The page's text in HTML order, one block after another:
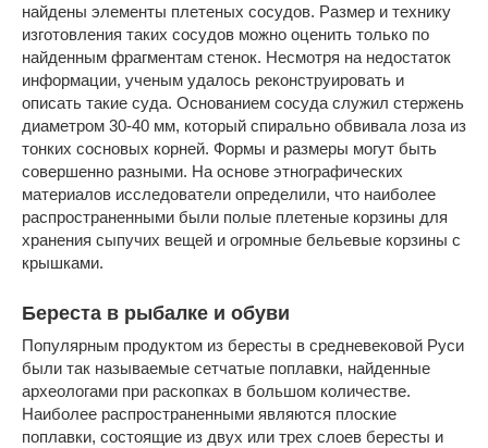
найдены элементы плетеных сосудов. Размер и технику
изготовления таких сосудов можно оценить только по
найденным фрагментам стенок. Несмотря на недостаток
информации, ученым удалось реконструировать и
описать такие суда. Основанием сосуда служил стержень
диаметром 30-40 мм, который спирально обвивала лоза из
тонких сосновых корней. Формы и размеры могут быть
совершенно разными. На основе этнографических
материалов исследователи определили, что наиболее
распространенными были полые плетеные корзины для
хранения сыпучих вещей и огромные бельевые корзины с
крышками.
Береста в рыбалке и обуви
Популярным продуктом из бересты в средневековой Руси
были так называемые сетчатые поплавки, найденные
археологами при раскопках в большом количестве.
Наиболее распространенными являются плоские
поплавки, состоящие из двух или трех слоев бересты и